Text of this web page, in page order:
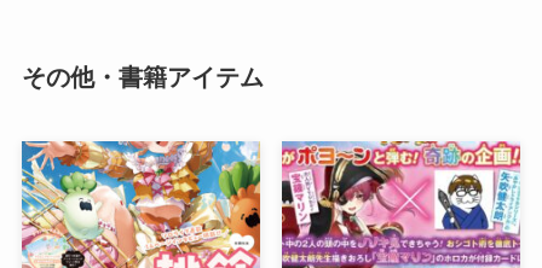
その他・書籍アイテム